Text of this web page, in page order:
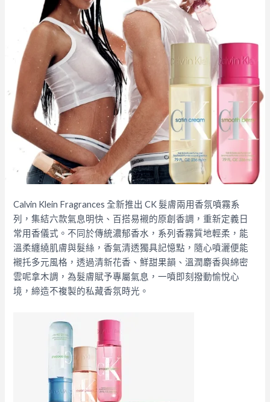
Calvin Klein Fragrances 全新推出 CK 髮膚兩用香氛噴霧系
列，集結六款氣息明快、百搭易襯的原創香調，重新定義日
常用香儀式。不同於傳統濃郁香水，系列香霧質地輕柔，能
溫柔纏繞肌膚與髮絲，香氣清透獨具記憶點，隨心噴灑便能
襯托多元風格，透過清新花香、鮮甜果韻、溫潤麝香與綿密
雲呢拿木調，為髮膚賦予專屬氣息，一噴即刻撥動愉悅心
境，締造不複製的私藏香氛時光。